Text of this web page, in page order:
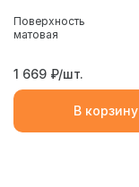
Поверхность
матовая
1 669 ₽/шт.
В корзину